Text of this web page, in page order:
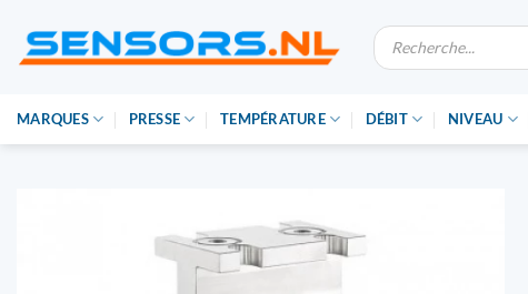
content
Recherche
produits
MARQUES PRESSE TEMPÉRATURE DÉBIT NIVEAU